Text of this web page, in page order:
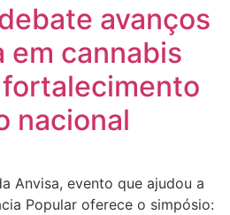
avanços
em cannabis
nacional
Anvisa, evento que ajudou a
Popular oferece o simpósio: